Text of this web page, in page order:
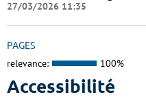
27/03/2026 11:35
PAGES
relevance: 100%
Accessibilité